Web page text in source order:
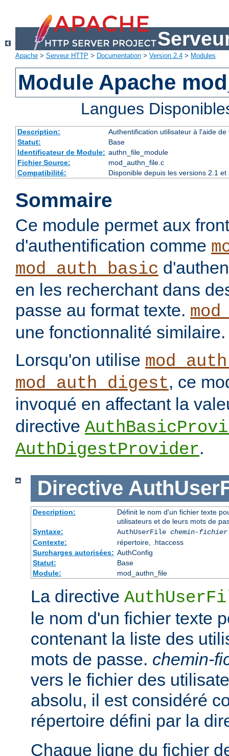
Apache > Serveur HTTP > Documentation > Version 2.4 > Modules
Module Apache
Langues
Description:
Authentification utilisateur à l'aide de
Statut:
Base
Identificateur de Module: authn_file_module
Fichier Source:
mod_authn_file.c
Compatibilité:
Disponible depuis les versions 2.1
Sommaire
Ce module permet aux
d'authentification comme
mod_auth_basic
en les recherchant dans
passe au format texte.
une fonctionnalité similaire.
Lorsqu'on utilise
mod_auth_digest, ce
invoqué en affectant la
directive
AuthDigestProvider.
Directive
Description:
Définit le nom d'un fichier texte
utilisateurs et de leurs mots de
Syntaxe:
AuthUserFile chemin-fichier
Contexte:
répertoire, .htaccess
Surcharges autorisées: AuthConfig
Statut:
Base
Module:
mod_authn_file
La directive
le nom d'un fichier texte
contenant la liste des
mots de passe. chemin-
vers le fichier des
absolu, il est considéré
répertoire défini par la
Chaque ligne du fichier